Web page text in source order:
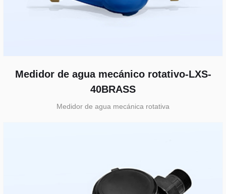
Medidor de agua mecánico rotativo-LXS-
40BRASS
Medidor de agua mecánica rotativa